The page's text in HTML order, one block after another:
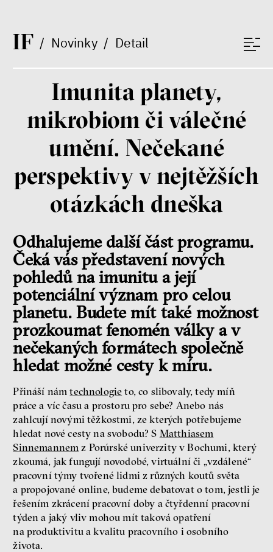
IF/ Novinky/ Detail
láska
Nová pravidla – o světě
pro jedno procento
s Ondřejem Slačálkem,
Miroslavem Palanským,
Lucií Trlifajovou
a Jakubem Rákosníkem
Jakub Rákosník
Ondřej Slačálek
Kateřina Smejkalová
Jsem radikál – Kdo je víc?
Miloš Gregor
Jan Charvát
Matouš Hrdina
radikalizace média
sociální sítě
Zobrazit více
Imunita planety,
mikrobiom či válečné
umění. Nečekané
perspektivy v nejtěžších
otázkách dneška
Odhalujeme další část programu.
Čeká vás představení nových
pohledů na imunitu a její
potenciální význam pro celou
planetu. Budete mít také možnost
prozkoumat fenomén války a v
nečekaných formátech společně
hledat možné cesty k míru.
Přináší námtechnologie to, co slibovaly, tedy míň
práce a víc času a prostoru pro sebe? Anebo nás
zahlcují novými těžkostmi, ze kterých potřebujeme
hledat nové cesty na svobodu? S Matthiasem
Sinnemannem z Porúrské univerzity v Bochumi, který
zkoumá, jak fungují novodobé, virtuální či „vzdálené“
pracovní týmy tvořené lidmi z různých koutů světa
a propojované online, budeme debatovat o tom, jestli je
řešením zkrácení pracovní doby a čtyřdenní pracovní
týden a jaký vliv mohou mít taková opatření
na produktivitu a kvalitu pracovního i osobního
života.